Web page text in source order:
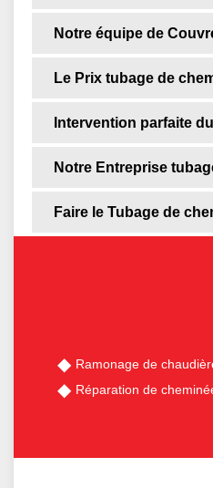
Notre équipe de
Le Prix tubage de
Intervention parfaite
Notre Entreprise
Faire le Tubage de
Ramonage de
Réparation de